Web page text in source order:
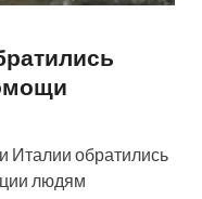
Италии обратились
людям